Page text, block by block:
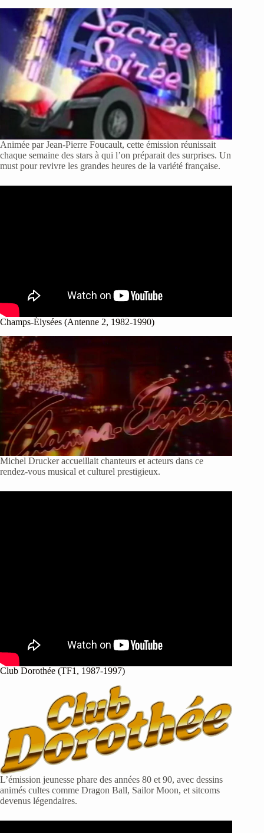
Animée par Jean-Pierre Foucault, cette émission réunissait
chaque semaine des stars à qui l’on préparait des surprises. Un
must pour revivre les grandes heures de la variété française.
Champs-Élysées (Antenne 2, 1982-1990)
Michel Drucker accueillait chanteurs et acteurs dans ce
rendez-vous musical et culturel prestigieux.
Club Dorothée (TF1, 1987-1997)
L’émission jeunesse phare des années 80 et 90, avec dessins
animés cultes comme Dragon Ball, Sailor Moon, et sitcoms
devenus légendaires.